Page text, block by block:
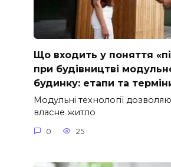
Що входить у поняття
при будівництві
будинку: етапи та
Модульні технології
власне житло
0 25